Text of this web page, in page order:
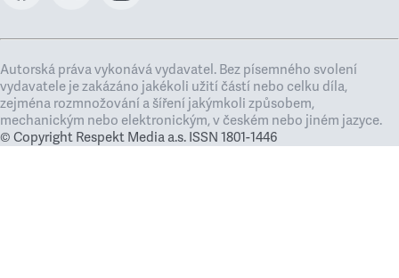
Autorská práva vykonává vydavatel. Bez písemného svolení
vydavatele je zakázáno jakékoli užití částí nebo celku díla,
zejména rozmnožování a šíření jakýmkoli způsobem,
mechanickým nebo elektronickým, v českém nebo jiném jazyce.
© Copyright Respekt Media a.s. ISSN 1801-1446